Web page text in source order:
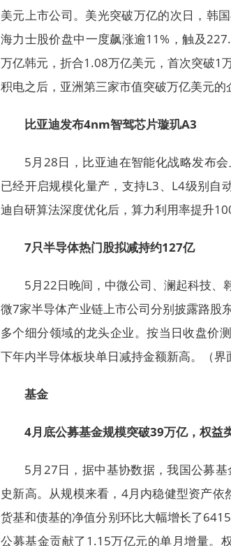
美元上市公司。美光突破万亿的次日，韩
海力士股价盘中一度飙涨逾11%，触及
万亿韩元，折合1.08万亿美元，首次突破1
积电之后，亚洲第三家市值突破万亿美元的
比亚迪发布4nm智驾芯片璇玑A3
5月28日，比亚迪在智能化战略发布
已经开启规模化量产，支持L3、L4级别自
迪自研算法深度优化后，算力利用率提升
7只半导体热门股拟减持约127亿
5月22日晚间，中微公司、澜起科技、
微7家半导体产业链上市公司分别披露路股
多个细分领域的龙头企业。按当日收盘价
下年内半导体板块单日减持金额新高。（界
基金
4月底公募基金规模突破39万亿，权益
5月27日，据中基协数据，我国公募
史新高。从规模来看，4月内稳健型资产
货基和债基的净值分别环比大幅增长了
公募基金贡献了1.15万亿元的单月增量。